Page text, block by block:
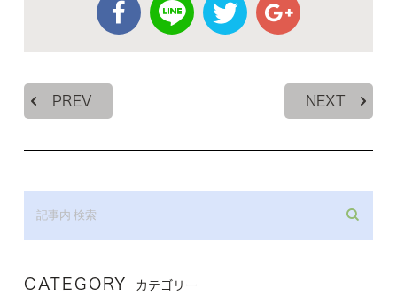
PREV NEXT
CATEGORY カテゴリー